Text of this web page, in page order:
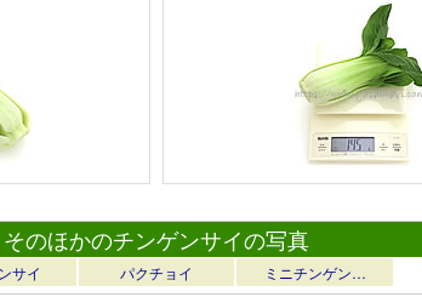
そのほかのチンゲンサイの写真
サイ パクチョイ ミニチンゲン…